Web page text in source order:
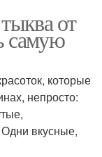
от
самую
которые
непросто:
вкусные,